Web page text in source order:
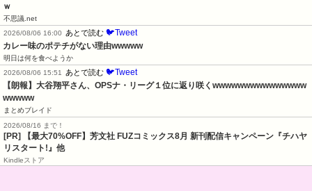
ｗ
不思議.net
2026/08/06 16:00
あとで読む 🐦Tweet
カレー味のポテチがない理由wwwww
明日は何を食べようか
2026/08/06 15:51
あとで読む 🐦Tweet
【朗報】大谷翔平さん、OPSナ・リーグ１位に返り咲くwwwwwwwwwwwwwww
wwwww
まとめブレイド
2026/08/16 まで！
[PR] 【最大70%OFF】芳文社 FUZコミックス8月 新刊配信キャンペーン『チハヤ
リスタート!』他
Kindleストア